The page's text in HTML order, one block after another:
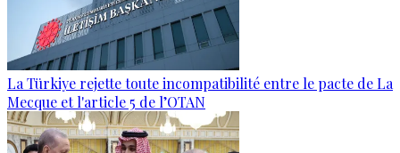
La Türkiye rejette toute incompatibilité entre le pacte de La
Mecque et l'article 5 de l’OTAN